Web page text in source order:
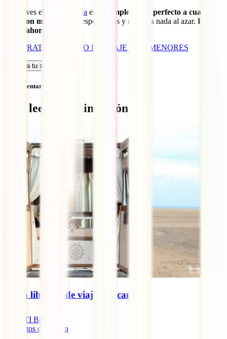
Como ves el
IATI Familia es el
complemento perfecto a cualquier
viaje con menores
. No esperes más y no dejes nada al azar. Hazte
con él ahora
CONTRATAR SEGURO DE VIAJE CON MENORES
Calcula tu seguro
Sin comentarios
Qué leer a continuación
🚐 La libertad de viajar en camper
IATI Blog
minutos de lectura